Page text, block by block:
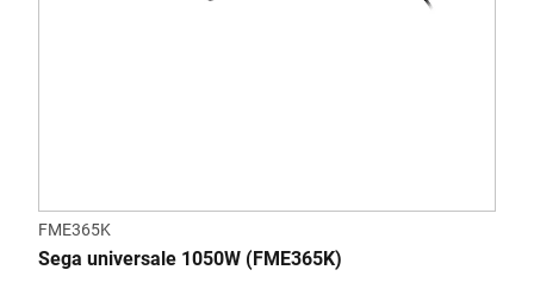
FME365K
Sega universale 1050W (FME365K)